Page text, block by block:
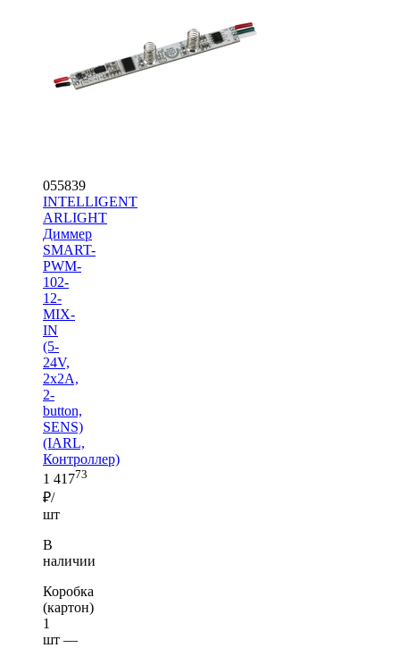
055839
INTELLIGENT
ARLIGHT
Диммер
SMART-
PWM-
102-
12-
MIX-
IN
(5-
24V,
2x2A,
2-
button,
SENS)
(IARL,
Контроллер)
1 41773
₽/
шт
В
наличии
Коробка
(картон)
1
шт —